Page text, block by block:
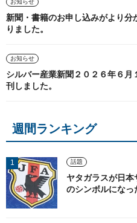
お知らせ
新聞・書籍のお申し込みがより分
りました。
お知らせ
シルバー産業新聞２０２６年６月
刊しました。
週間ランキング
話題
ヤタガラスが日本
のシンボルになっ